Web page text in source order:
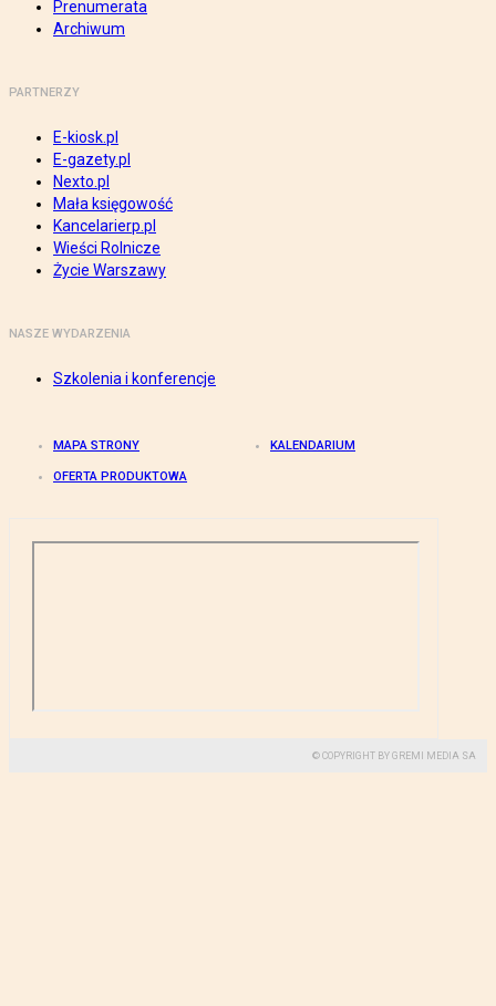
Prenumerata
Archiwum
PARTNERZY
E-kiosk.pl
E-gazety.pl
Nexto.pl
Mała księgowość
Kancelarierp.pl
Wieści Rolnicze
Życie Warszawy
NASZE WYDARZENIA
Szkolenia i konferencje
MAPA STRONY KALENDARIUM
OFERTA PRODUKTOWA
© COPYRIGHT BY GREMI MEDIA SA